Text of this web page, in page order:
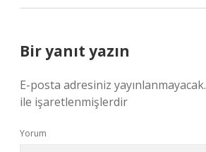
Bir yanıt yazın
E-posta adresiniz yayınlanmayacak.
ile işaretlenmişlerdir
Yorum